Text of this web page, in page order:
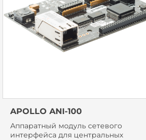
APOLLO ANI-100
Аппаратный модуль сетевого
интерфейса для центральных